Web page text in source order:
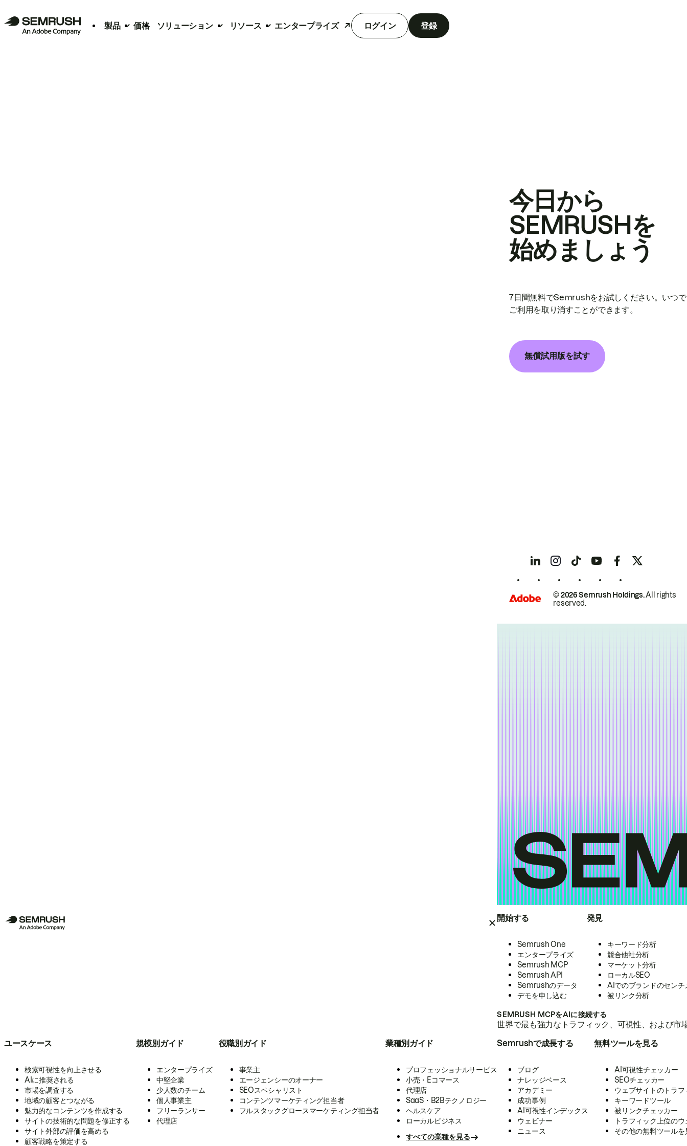
製品 価格 ソリューション リソース エンタープライズ ログイン 登録
開始する
Semrush One
エンタープライズ
Semrush MCP
Semrush API
Semrushのデータ
デモを申し込む
発見
キーワード分析
競合他社分析
マーケット分析
ローカルSEO
AIでのブランドのセンチ
被リンク分析
SEMRUSH MCPをAIに接続する
世界で最も強力なトラフィック、可視性、および
ユースケース
検索可視性を向上させる
AIに推奨される
市場を調査する
地域の顧客とつながる
魅力的なコンテンツを作成する
サイトの技術的な問題を修正する
サイト外部の評価を高める
顧客戦略を策定する
規模別ガイド
エンタープライズ
中堅企業
少人数のチーム
個人事業主
フリーランサー
代理店
役職別ガイド
事業主
エージェンシーのオーナー
SEOスペシャリスト
コンテンツマーケティング担当者
フルスタックグロースマーケティング担当者
業種別ガイド
プロフェッショナルサービス
小売・Eコマース
代理店
SaaS・B2Bテクノロジー
ヘルスケア
ローカルビジネス
すべての業種を見る
Semrushで成長する
ブログ
ナレッジベース
アカデミー
成功事例
AI可視性インデックス
ウェビナー
ニュース
無料ツールを見る
AI可視性チェッカー
SEOチェッカー
ウェブサイトのトラ
キーワードツール
被リンクチェッカー
トラフィック上位の
その他の無料ツールを
今日から
SEMRUSHを
始めましょう
7日間無料でSemrushをお試しください。いつ
ご利用を取り消すことができます。
無償試用版を試す
© 2026 Semrush Holdings.All rights
reserved.